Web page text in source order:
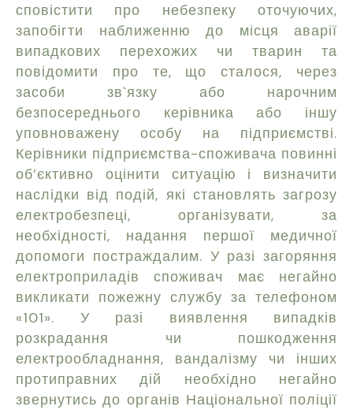
сповістити про небезпеку оточуючих,
запобігти наближенню до місця аварії
випадкових перехожих чи тварин та
повідомити про те, що сталося, через
засоби зв`язку або нарочним
безпосереднього керівника або іншу
уповноважену особу на підприємстві.
Керівники підприємства-споживача повинні
об’єктивно оцінити ситуацію і визначити
наслідки від подій, які становлять загрозу
електробезпеці, організувати, за
необхідності, надання першої медичної
допомоги постраждалим. У разі загоряння
електроприладів споживач має негайно
викликати пожежну службу за телефоном
«101». У разі виявлення випадків
розкрадання чи пошкодження
електрообладнання, вандалізму чи інших
протиправних дій необхідно негайно
звернутись до органів Національної поліції